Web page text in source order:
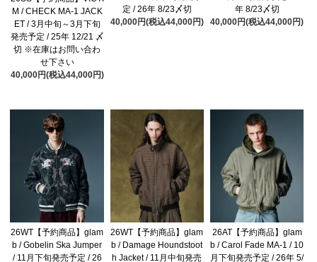
M / CHECK MA-1 JACK
ET / 3月中旬～3月下旬
発売予定 / 25年 12/21 〆
切 ※在庫はお問い合わ
せ下さい
40,000円(税込44,000円)
定 / 26年 8/23〆切
40,000円(税込44,000円)
年 8/23〆切
40,000円(税込44,000円)
26WT【予約商品】glam
b / Gobelin Ska Jumper
/ 11月下旬発売予定 / 26
26WT【予約商品】glam
b / Damage Houndstoot
h Jacket / 11月中旬発売
26AT【予約商品】glam
b / Carol Fade MA-1 / 10
月下旬発売予定 / 26年 5/